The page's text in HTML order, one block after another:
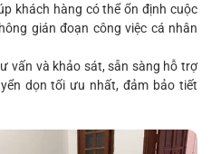
khách hàng có thể ổn định cuộc
gián đoạn công việc cá nhân
vấn và khảo sát, sẵn sàng hỗ trợ
dọn tối ưu nhất, đảm bảo tiết